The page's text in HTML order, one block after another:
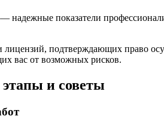
показатели
подтверждающих право
вас от возможных рисков.
и советы